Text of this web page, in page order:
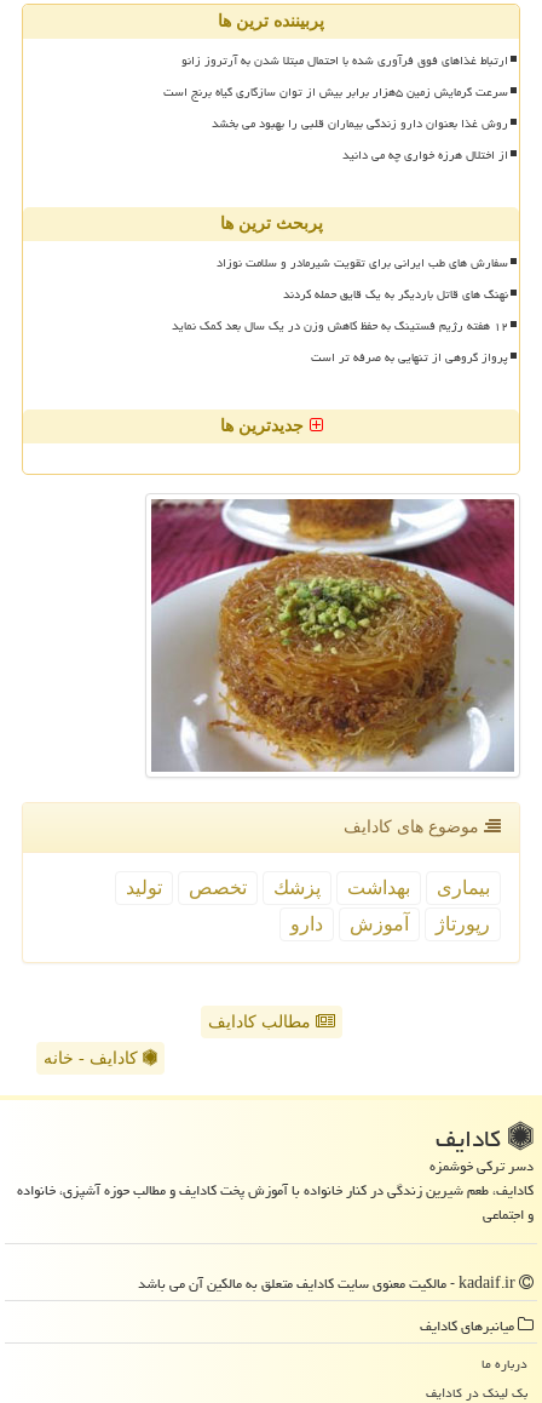
پربیننده ترین ها
ارتباط غذاهای فوق فرآوری شده با احتمال مبتلا شدن به آرتروز زانو
سرعت گرمایش زمین ۵هزار برابر بیش از توان سازگاری گیاه برنج است
روش غذا بعنوان دارو زندگی بیماران قلبی را بهبود می بخشد
از اختلال هرزه خواری چه می دانید
پربحث ترین ها
سفارش های طب ایرانی برای تقویت شیرمادر و سلامت نوزاد
نهنگ های قاتل باردیگر به یک قایق حمله کردند
۱۲ هفته رژیم فستینگ به حفظ کاهش وزن در یک سال بعد کمک نماید
پرواز گروهی از تنهایی به صرفه تر است
جدیدترین ها
موضوع های كادایف
بیماری بهداشت پزشك تخصص
تولید
رپورتاژ
آموزش دارو
مطالب کادایف
کادایف - خانه
كادایف
دسر ترکی خوشمزه
کادایف، طعم شیرین زندگی در کنار خانواده با آموزش پخت کادایف و مطالب حوزه آشپزی، خانواده
و اجتماعی
میانبرهای كادایف
درباره ما
بک لینک در كادایف